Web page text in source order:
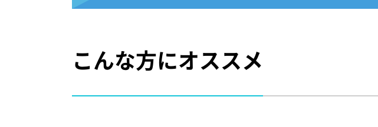
こんな方にオススメ